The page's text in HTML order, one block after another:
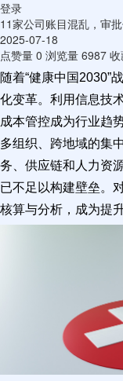
登录
11家公司账目混乱，审
2025-07-18
点赞量 0 浏览量 6987
随着“健康中国2030”
化变革。利用信息技
成本管控成为行业趋
多组织、跨地域的集
务、供应链和人力资
已不足以构建壁垒。
核算与分析，成为提